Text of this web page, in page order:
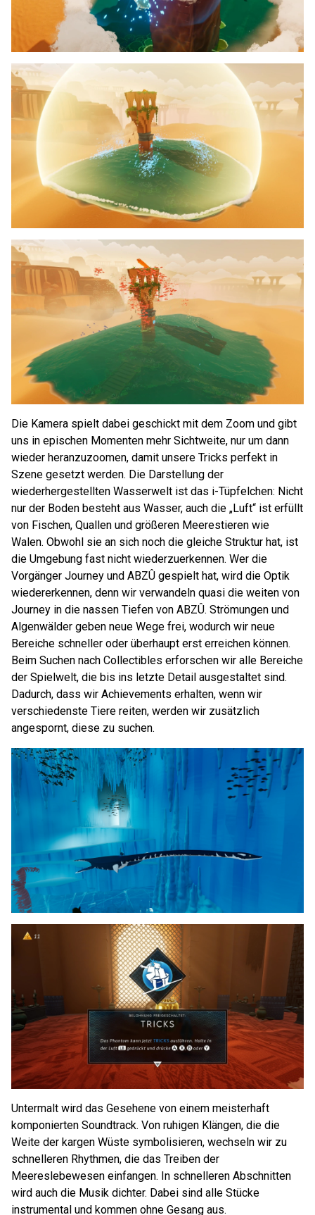
Die Kamera spielt dabei geschickt mit dem Zoom und gibt
uns in epischen Momenten mehr Sichtweite, nur um dann
wieder heranzuzoomen, damit unsere Tricks perfekt in
Szene gesetzt werden. Die Darstellung der
wiederhergestellten Wasserwelt ist das i-Tüpfelchen: Nicht
nur der Boden besteht aus Wasser, auch die „Luft“ ist erfüllt
von Fischen, Quallen und größeren Meerestieren wie
Walen. Obwohl sie an sich noch die gleiche Struktur hat, ist
die Umgebung fast nicht wiederzuerkennen. Wer die
Vorgänger Journey und ABZÛ gespielt hat, wird die Optik
wiedererkennen, denn wir verwandeln quasi die weiten von
Journey in die nassen Tiefen von ABZÛ. Strömungen und
Algenwälder geben neue Wege frei, wodurch wir neue
Bereiche schneller oder überhaupt erst erreichen können.
Beim Suchen nach Collectibles erforschen wir alle Bereiche
der Spielwelt, die bis ins letzte Detail ausgestaltet sind.
Dadurch, dass wir Achievements erhalten, wenn wir
verschiedenste Tiere reiten, werden wir zusätzlich
angespornt, diese zu suchen.
Untermalt wird das Gesehene von einem meisterhaft
komponierten Soundtrack. Von ruhigen Klängen, die die
Weite der kargen Wüste symbolisieren, wechseln wir zu
schnelleren Rhythmen, die das Treiben der
Meereslebewesen einfangen. In schnelleren Abschnitten
wird auch die Musik dichter. Dabei sind alle Stücke
instrumental und kommen ohne Gesang aus.